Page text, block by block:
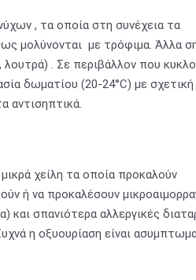
, τα οποία στη συνέχεια τα
μολύνονται με τρόφιμα. Άλλα
λουτρά) . Σε περιβάλλον που
δωματίου (20-24°C) με σχετική
αντισηπτικά.
χείλη τα οποία προκαλούν
ή να προκαλέσουν
και σπανιότερα αλλεργικές
η οξυουρίαση είναι